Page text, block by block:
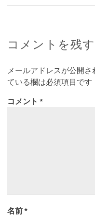
コメントを残す
メールアドレスが公開さ
ている欄は必須項目です
コメント *
名前*